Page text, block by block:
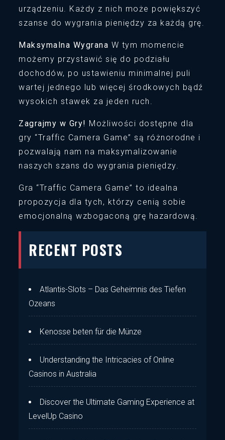
urządzeniu. Każdy z nich może powiększyć
szanse do wygrania pieniędzy za każdą grę.
Maksymalna Wygrana W tym momencie
możemy przystawić się do podziału
dochodów, po ustawieniu minimalnej puli
wartej jednego lub więcej środkowych bądź
wysokich stawek za jeden ruch.
Zagrajmy w Gry! Możliwości dostępne dla
gry “Traffic Camera Game” są różnorodne i
pozwalają nam na maksymalizowanie
naszych szans do wygrania pieniędzy.
Gra “Traffic Camera Game” to idealna
propozycja dla tych, którzy cenią sobie
emocjonalną wzbogaconą grę hazardową.
RECENT POSTS
Atlantis-Slots – Das Geheimnis des Tiefen
Ozeans
Kenosse beten für die Münze
Understanding the Intricacies of Online
Casinos in Australia
Discover the Ultimate Gaming Experience at
LevelUp Casino